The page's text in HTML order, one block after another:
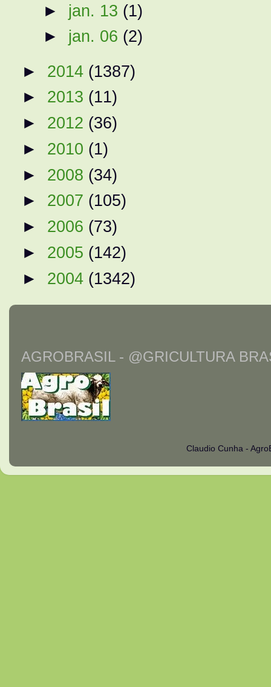
► jan. 13 (1)
► jan. 06 (2)
► 2014 (1387)
► 2013 (11)
► 2012 (36)
► 2010 (1)
► 2008 (34)
► 2007 (105)
► 2006 (73)
► 2005 (142)
► 2004 (1342)
AGROBRASIL - @GRICULTURA
Claudio Cunha -